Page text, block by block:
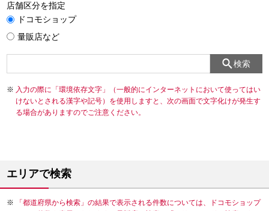
店舗区分を指定
ドコモショップ
量販店など
検索
入力の際に「環境依存文字」（一般的にインターネットにおいて使ってはい
けないとされる漢字や記号）を使用しますと、次の画面で文字化けが発生す
る場合がありますのでご注意ください。
エリアで検索
「都道府県から検索」の結果で表示される件数については、ドコモショップ